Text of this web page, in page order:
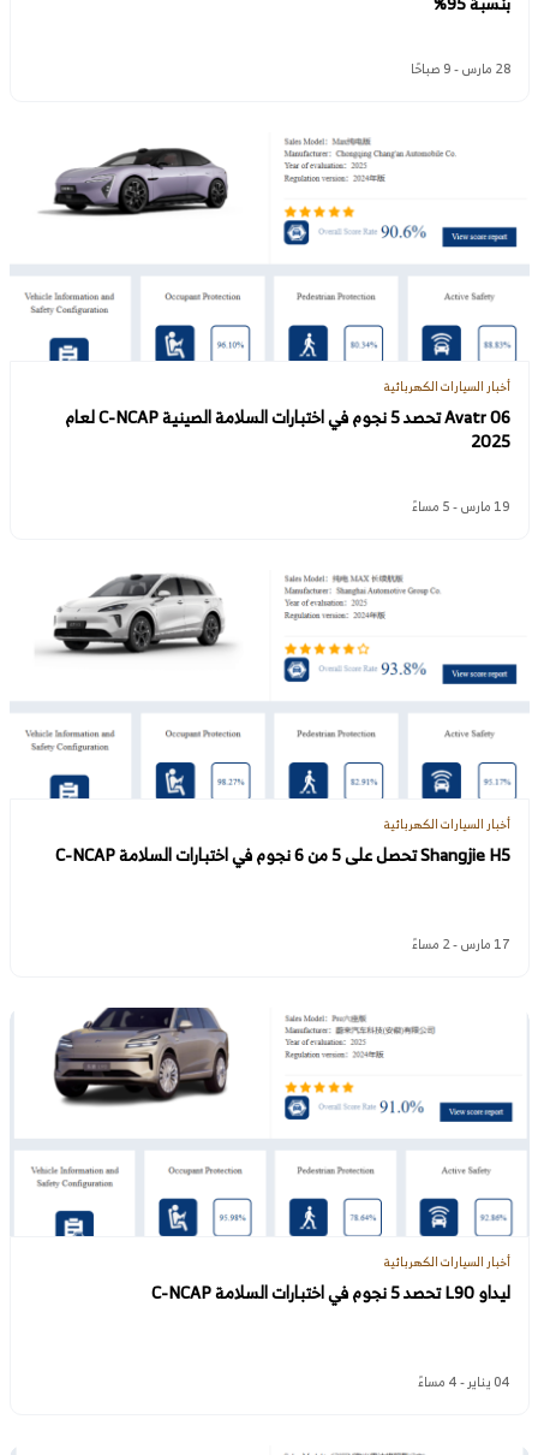
28 مارس - 9 صباحًا
أخبار السيارات الكهربائية
Avatr 06 تحصد 5 نجوم في اختبارات السلامة الصينية C-NCAP لعام
2025
19 مارس - 5 مساءً
أخبار السيارات الكهربائية
Shangjie H5 تحصل على 5 من 6 نجوم في اختبارات السلامة C-NCAP
17 مارس - 2 مساءً
أخبار السيارات الكهربائية
ليداو L90 تحصد 5 نجوم في اختبارات السلامة C-NCAP
04 يناير - 4 مساءً